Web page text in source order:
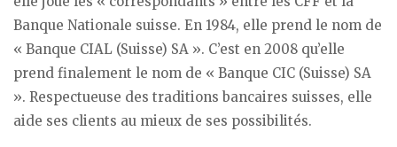
Banque Nationale suisse. En 1984, elle prend le nom de
« Banque CIAL (Suisse) SA ». C’est en 2008 qu’elle
prend finalement le nom de « Banque CIC (Suisse) SA
». Respectueuse des traditions bancaires suisses, elle
aide ses clients au mieux de ses possibilités.